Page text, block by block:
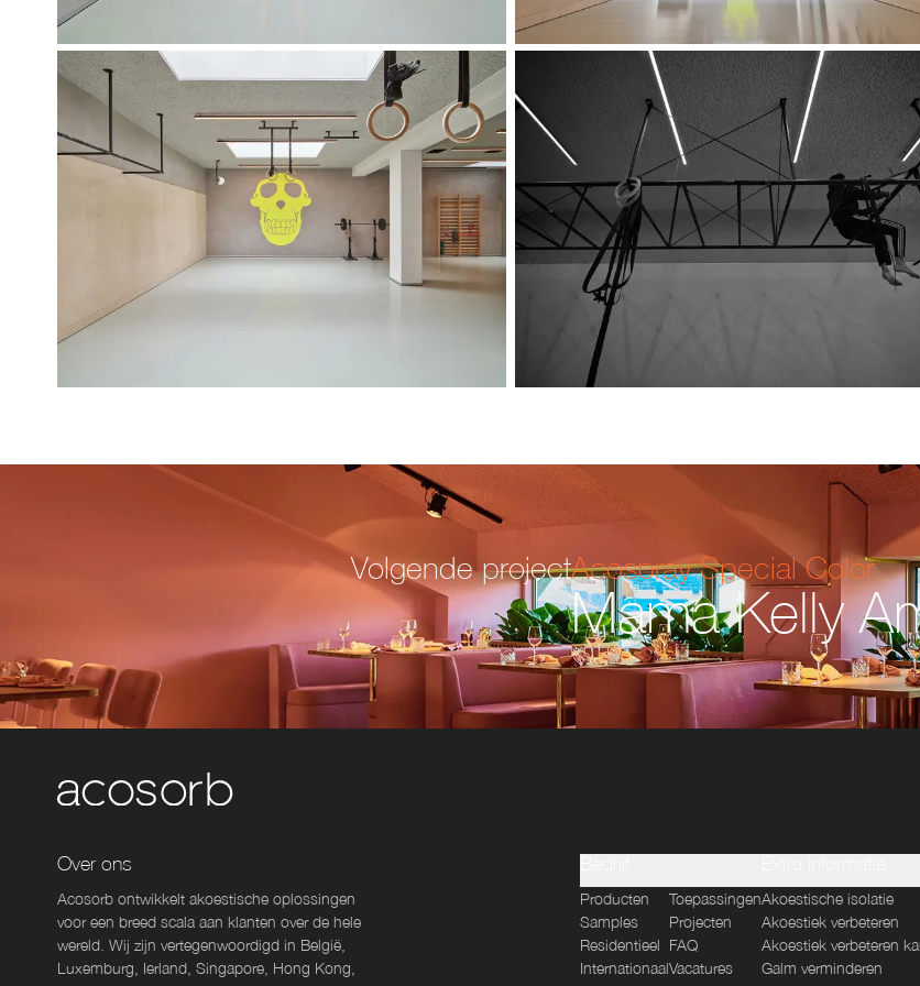
Volgende projectAcospray Special Color
Mama Kelly
Over ons
Acosorb ontwikkelt akoestische oplossingen
voor een breed scala aan klanten over de hele
wereld. Wij zijn vertegenwoordigd in België,
Luxemburg, Ierland, Singapore, Hong Kong,
Producten
Samples
Residentieel
Internationaal
Toepassingen
Projecten
FAQ
Vacatures
Akoestische isolatie
Akoestiek verbeteren
Akoestiek verbeteren
Galm verminderen